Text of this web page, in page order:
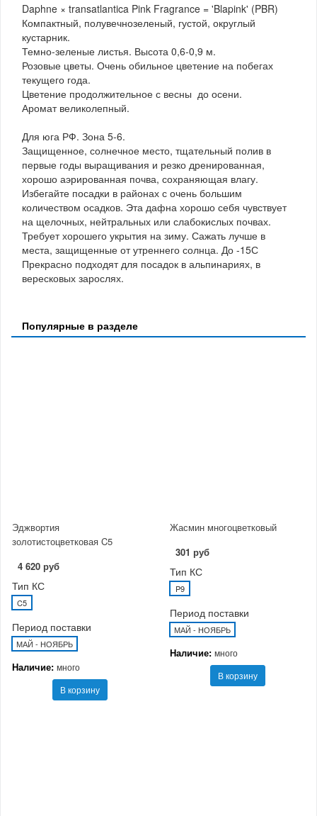
Daphne × transatlantica Pink Fragrance = 'Blapink' (PBR)
Компактный, полувечнозеленый, густой, округлый
кустарник.
Темно-зеленые листья. Высота 0,6-0,9 м.
Розовые цветы. Очень обильное цветение на побегах
текущего года.
Цветение продолжительное с весны до осени.
Аромат великолепный.
Для юга РФ. Зона 5-6.
Защищенное, солнечное место, тщательный полив в
первые годы выращивания и резко дренированная,
хорошо аэрированная почва, сохраняющая влагу.
Избегайте посадки в районах с очень большим
количеством осадков. Эта дафна хорошо себя чувствует
на щелочных, нейтральных или слабокислых почвах.
Требует хорошего укрытия на зиму. Сажать лучше в
места, защищенные от утреннего солнца. До -15С
Прекрасно подходят для посадок в альпинариях, в
вересковых зарослях.
Популярные в разделе
Эджвортия
золотистоцветковая C5
4 620 руб
Тип КС
C5
Период поставки
МАЙ - НОЯБРЬ
Наличие: много
В корзину
Жасмин многоцветковый
301 руб
Тип КС
P9
Период поставки
МАЙ - НОЯБРЬ
Наличие: много
В корзину